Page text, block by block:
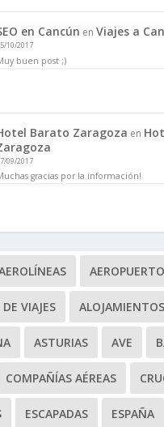
en Cancún enViajes a
10/2017
buen post ;)
Barato Zaragoza en
09/2017
gracias por la información!
VIAJES ALOJAMIENTOS
ASTURIAS AVE
COMPAÑÍAS AÉREAS
ESCAPADAS ESPAÑA